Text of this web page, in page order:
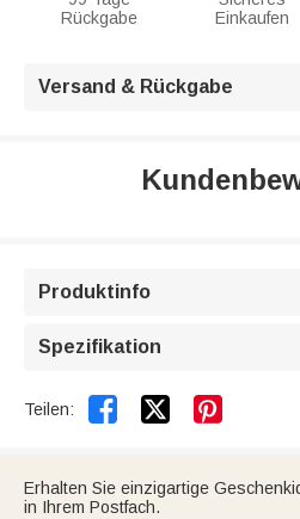
Rückgabe
Einkaufen
Versand & Rückgabe
Produktinfo
Spezifikation
Teilen:  
Erhalten Sie einzigartige
in Ihrem Postfach.